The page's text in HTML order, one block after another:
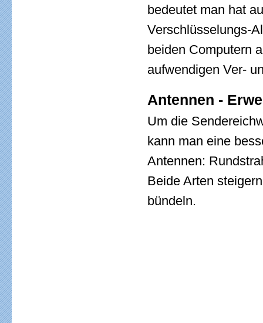
bedeutet man hat
Verschlüsselungs-
beiden Computern
aufwendigen Ver-
Antennen -
Um die
kann man eine
Antennen:
Beide Arten
bündeln.